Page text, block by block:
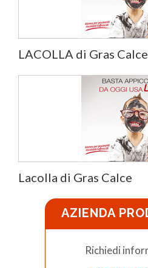
LACOLLA di Gras
Lacolla di Gras Calce
AZIENDA
Richiedi